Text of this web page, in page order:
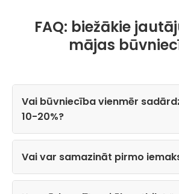
FAQ: biežākie
mājas
Vai būvniecība vienmēr
10-20%?
Vai var samazināt pirmo